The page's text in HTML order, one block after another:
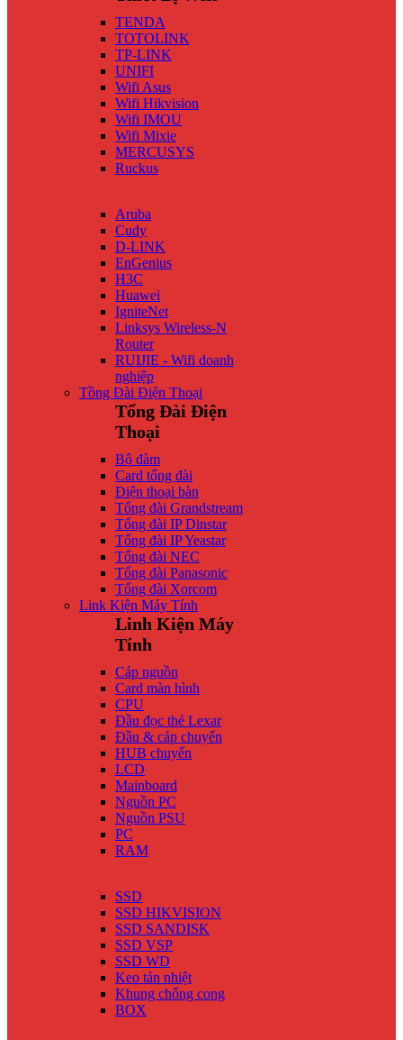
TENDA
TOTOLINK
TP-LINK
UNIFI
Wifi Asus
Wifi Hikvision
Wifi IMOU
Wifi Mixie
MERCUSYS
Ruckus
Aruba
Cudy
D-LINK
EnGenius
H3C
Huawei
IgniteNet
Linksys Wireless-N
Router
RUIJIE - Wifi doanh
nghiệp
Tồng Đài Điện Thoại
Tổng Đài Điện
Thoại
Bộ đàm
Card tổng đài
Điện thoại bàn
Tổng đài Grandstream
Tổng đài IP Dinstar
Tổng đài IP Yeastar
Tổng đài NEC
Tổng đài Panasonic
Tổng đài Xorcom
Link Kiện Máy Tính
Linh Kiện Máy
Tính
Cáp nguồn
Card màn hình
CPU
Đầu đọc thẻ Lexar
Đầu & cáp chuyển
HUB chuyển
LCD
Mainboard
Nguồn PC
Nguồn PSU
PC
RAM
SSD
SSD HIKVISION
SSD SANDISK
SSD VSP
SSD WD
Keo tản nhiệt
Khung chống cong
BOX